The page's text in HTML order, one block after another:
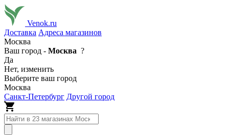
Venok.ru
Доставка Адреса магазинов
Москва
Ваш город - Москва ?
Да
Нет, изменить
Выберите ваш город
Москва
Санкт-Петербург Другой город